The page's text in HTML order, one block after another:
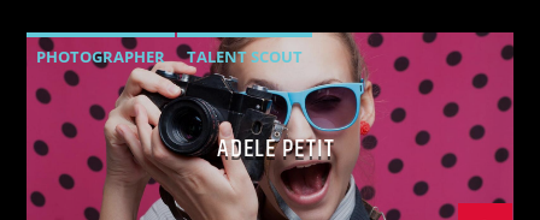
CURRENT TRACK
CUBANOS POR EL MUNDO
AFROSONIC TAXI
PHOTOGRAPHER TALENT SCOUT
ADELE PETIT